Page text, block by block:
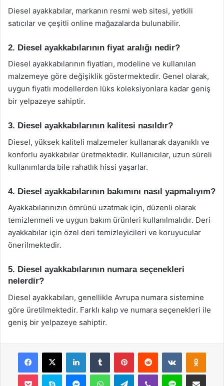
Diesel ayakkabılar, markanın resmi web sitesi, yetkili
satıcılar ve çeşitli online mağazalarda bulunabilir.
2. Diesel ayakkabılarının fiyat aralığı nedir?
Diesel ayakkabılarının fiyatları, modeline ve kullanılan
malzemeye göre değişiklik göstermektedir. Genel olarak,
uygun fiyatlı modellerden lüks koleksiyonlara kadar geniş
bir yelpazeye sahiptir.
3. Diesel ayakkabılarının kalitesi nasıldır?
Diesel, yüksek kaliteli malzemeler kullanarak dayanıklı ve
konforlu ayakkabılar üretmektedir. Kullanıcılar, uzun süreli
kullanımlarda bile rahatlık hissi yaşarlar.
4. Diesel ayakkabılarının bakımını nasıl yapmalıyım?
Ayakkabılarınızın ömrünü uzatmak için, düzenli olarak
temizlenmeli ve uygun bakım ürünleri kullanılmalıdır. Deri
ayakkabılar için özel deri temizleyicileri ve koruyucular
önerilmektedir.
5. Diesel ayakkabılarının numara seçenekleri
nelerdir?
Diesel ayakkabıları, genellikle Avrupa numara sistemine
göre üretilmektedir. Farklı kalıp ve numara seçenekleri ile
geniş bir yelpazeye sahiptir.
Facebook
X LinkedInTumblr PinterestReddit VKontakte
Pocket Skype MessengerWhatsAppTelegramViber Line E-Posta ile